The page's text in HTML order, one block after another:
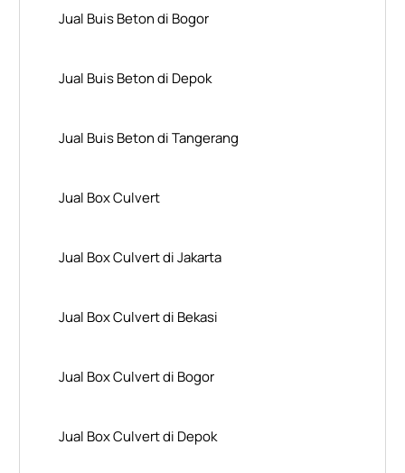
Jual Buis Beton di Bogor
Jual Buis Beton di Depok
Jual Buis Beton di Tangerang
Jual Box Culvert
Jual Box Culvert di Jakarta
Jual Box Culvert di Bekasi
Jual Box Culvert di Bogor
Jual Box Culvert di Depok